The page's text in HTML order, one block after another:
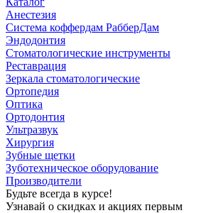
Анестезия
Система коффердам РабберДам
Эндодонтия
Стоматологические инструменты
Реставрация
Зеркала стоматологические
Ортопедия
Оптика
Ортодонтия
Ультразвук
Хирургия
Зубные щетки
Зуботехническое оборудование
Производители
Будьте всегда в курсе!
Узнавай о скидках и акциях первым